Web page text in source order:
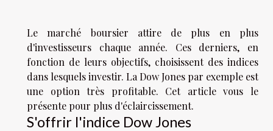
Le marché boursier attire de plus en plus
d'investisseurs chaque année. Ces derniers, en
fonction de leurs objectifs, choisissent des indices
dans lesquels investir. La Dow Jones par exemple est
une option très profitable. Cet article vous le
présente pour plus d'éclaircissement.
S'offrir l'indice Dow Jones